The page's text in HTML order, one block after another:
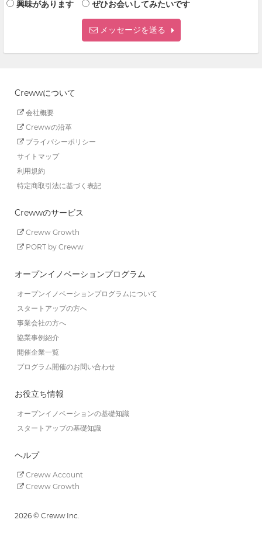
興味があります ぜひお会いしてみたいです
メッセージを送る
Crewwについて
会社概要
Crewwの沿革
プライバシーポリシー
サイトマップ
利用規約
特定商取引法に基づく表記
Crewwのサービス
Creww Growth
PORT by Creww
オープンイノベーションプログラム
オープンイノベーションプログラムについて
スタートアップの方へ
事業会社の方へ
協業事例紹介
開催企業一覧
プログラム開催のお問い合わせ
お役立ち情報
オープンイノベーションの基礎知識
スタートアップの基礎知識
ヘルプ
Creww Account
Creww Growth
2026 © Creww Inc.